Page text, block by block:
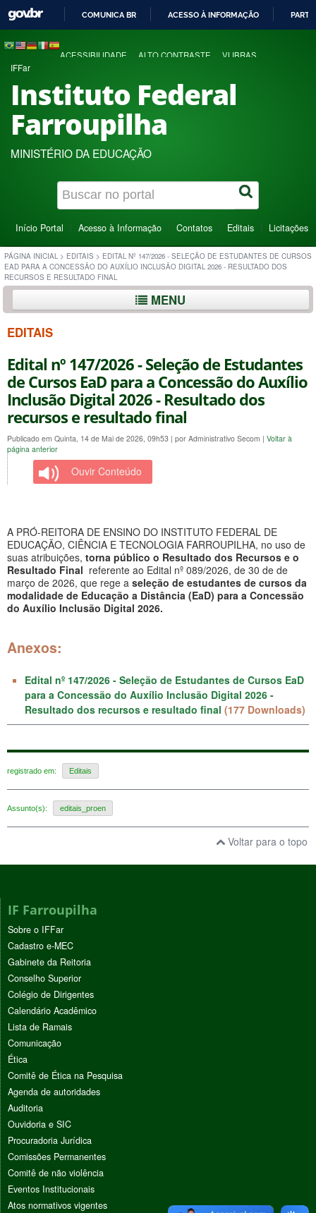
COMUNICA BR ACESSO À INFORMAÇÃO
ACESSIBILIDADE ALTO CONTRASTE VLIBRAS
IFFar
Instituto Federal
Farroupilha
MINISTÉRIO DA EDUCAÇÃO
Início Portal Acesso à Informação Contatos Editais Licitações
PÁGINA INICIAL > EDITAIS > EDITAL Nº 147/2026 - SELEÇÃO DE ESTUDANTES DE CURSOS
EAD PARA A CONCESSÃO DO AUXÍLIO INCLUSÃO DIGITAL 2026 - RESULTADO DOS
RECURSOS E RESULTADO FINAL
MENU
EDITAIS
Edital nº 147/2026 - Seleção de Estudantes
de Cursos EaD para a Concessão do Auxílio
Inclusão Digital 2026 - Resultado dos
recursos e resultado final
Publicado em Quinta, 14 de Mai de 2026, 09h53 | por Administrativo Secom | Voltar à
página anterior
Ouvir Conteúdo
A PRÓ-REITORA DE ENSINO DO INSTITUTO FEDERAL DE
EDUCAÇÃO, CIÊNCIA E TECNOLOGIA FARROUPILHA, no uso de
suas atribuições, torna público o Resultado dos Recursos e o
Resultado Final referente ao Edital nº 089/2026, de 30 de de
março de 2026, que rege a seleção de estudantes de cursos da
modalidade de Educação a Distância (EaD) para a Concessão
do Auxílio Inclusão Digital 2026.
Anexos:
Edital nº 147/2026 - Seleção de Estudantes de Cursos EaD
para a Concessão do Auxílio Inclusão Digital 2026 -
Resultado dos recursos e resultado final (177 Downloads)
registrado em: Editais
Assunto(s): editais_proen
Voltar para o topo
IF Farroupilha
Sobre o IFFar
Cadastro e-MEC
Gabinete da Reitoria
Conselho Superior
Colégio de Dirigentes
Calendário Acadêmico
Lista de Ramais
Comunicação
Ética
Comitê de Ética na Pesquisa
Agenda de autoridades
Auditoria
Ouvidoria e SIC
Procuradoria Jurídica
Comissões Permanentes
Comitê de não violência
Eventos Institucionais
Atos normativos vigentes